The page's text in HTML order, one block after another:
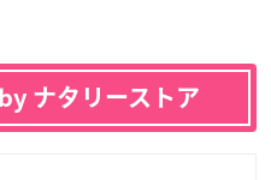
ナタリーストア